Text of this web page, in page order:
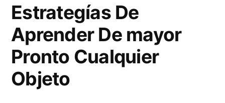
Estrategías De
Aprender De mayor
Pronto Cualquier
Objeto